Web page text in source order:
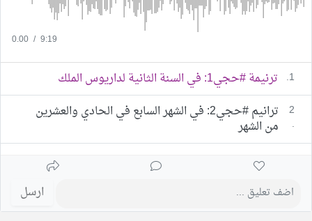
0.00 / 9:19
1. ترنيمة #حجي1: في السنة الثانية لداريوس الملك
2
.
ترانيم #حجي2: في الشهر السابع في الحادي والعشرين
من الشهر
ارسل